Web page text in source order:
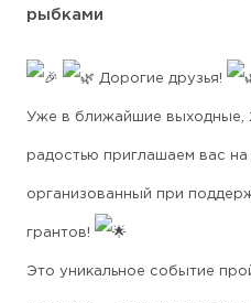
рыбками
Дорогие друзья!
Уже в ближайшие выходные,
радостью приглашаем вас
организованный при
грантов!
Это уникальное событие